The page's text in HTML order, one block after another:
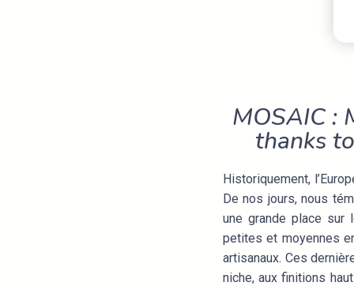
MOSAIC :
thanks
Historiquement,
De nos jours, nous
une grande place sur
petites et moyennes
artisanaux. Ces
niche, aux finitions